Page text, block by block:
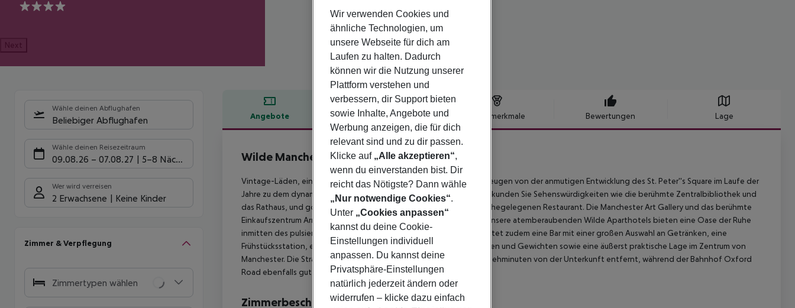
4
Next
Wähle deinen Abflughafen
Beliebiger Abflughafen
Wähle deinen Reisezeitraum
09.08.26 – 07.08.27 5-8 Nächte
Wer wird verreisen
2 Erwachsene Keine Kinder
Zimmer & Verpflegung
Zimmertypen wählen
Angebote Hotelbeschreibung Hotelmerkmale Bewertungen Lage
Hotelbeschreibung
Wilde Manchester City Centre
4
Vintage-Läden, einladende Pubs und beeindruckende Architektur zeugen von der anmutigen Entwicklung des St. Peter''s Square im Laufe der
Jahre zu dem dynamischen Herzen der Stadt, das Sie heute sehen. Erkunden Sie Sehenswürdigkeiten wie die berühmte Zentralbibliothek und
das Rathaus, und gönnen Sie sich vielleicht eine Mahlzeit in einem nahegelegenen Restaurant. Die Manchester Art Gallery und das berühmte
Einkaufszentrum Arndale befinden sich praktisch direkt vor der Tür. Unsere atemberaubenden Wilde Aparthotels bieten eine Oase der Ruhe
inmitten des pulsierenden Charmes der Stadt. Dieses Aparthotel bietet zudem eine Bar mit einer großen Auswahl an Getränken, eine
Frühstücksstation, einen Fitnessraum mit verschiedenen Cardiogeräten und Gewichten sowie eine äußerst praktische Lage im Zentrum von
Manchester. Die Straßenbahnhaltestelle St. Peter''s Square ist nur 2 Gehminuten von der Unterkunft entfernt, während der Bahnhof Oxford
Road ebenfalls gut erreichbar ist.
Zimmerbeschreibung
Wir verwenden Cookies und
ähnliche Technologien, um
unsere Webseite für dich am
Laufen zu halten. Dadurch
können wir die Nutzung unserer
Plattform verstehen und
verbessern, dir Support bieten
sowie Inhalte, Angebote und
Werbung anzeigen, die für dich
relevant sind und zu dir passen.
Klicke auf „Alle akzeptieren“,
wenn du einverstanden bist. Dir
reicht das Nötigste? Dann wähle
„Nur notwendige Cookies“.
Unter „Cookies anpassen“
kannst du deine Cookie-
Einstellungen individuell
anpassen. Du kannst deine
Privatsphäre-Einstellungen
natürlich jederzeit ändern oder
widerrufen – klicke dazu einfach